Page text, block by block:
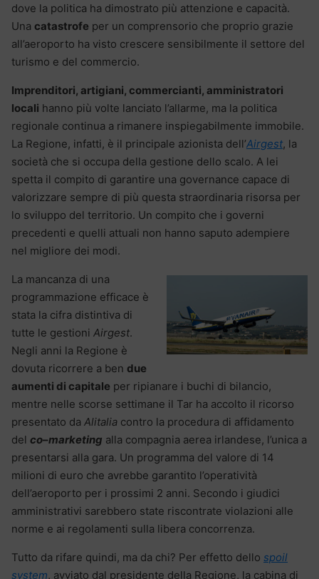
dove la politica ha dimostrato più attenzione e capacità.
Una catastrofe per un comprensorio che proprio grazie
all’aeroporto ha visto crescere sensibilmente il settore del
turismo e del commercio.
Imprenditori, artigiani, commercianti, amministratori
locali hanno più volte lanciato l’allarme, ma la politica
regionale continua a rimanere inspiegabilmente immobile.
La Regione, infatti, è il principale azionista dell’Airgest, la
società che si occupa della gestione dello scalo. A lei
spetta il compito di garantire una governance capace di
valorizzare sempre di più questa straordinaria risorsa per
lo sviluppo del territorio. Un compito che i governi
precedenti e quelli attuali non hanno saputo adempiere
nel migliore dei modi.
La mancanza di una
programmazione efficace è
stata la cifra distintiva di
tutte le gestioni Airgest.
Negli anni la Regione è
dovuta ricorrere a ben due
aumenti di capitale per ripianare i buchi di bilancio,
mentre nelle scorse settimane il Tar ha accolto il ricorso
presentato da Alitalia contro la procedura di affidamento
del co–marketing alla compagnia aerea irlandese, l’unica a
presentarsi alla gara. Un programma del valore di 14
milioni di euro che avrebbe garantito l’operatività
dell’aeroporto per i prossimi 2 anni. Secondo i giudici
amministrativi sarebbero state riscontrate violazioni alle
norme e ai regolamenti sulla libera concorrenza.
Tutto da rifare quindi, ma da chi? Per effetto dello spoil
system, avviato dal presidente della Regione, la cabina di